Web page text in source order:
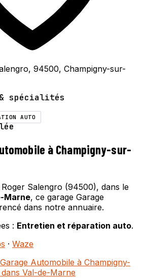
94500, Champigny-sur-
spécialités
AUTO
à Champigny-sur-
Salengro (94500), dans le
Marne, ce garage Garage
dans notre annuaire.
: Entretien et réparation auto.
· Waze
Automobile à Champigny-
Val-de-Marne